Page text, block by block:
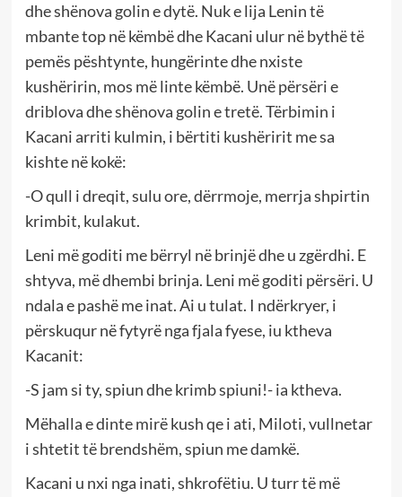
dhe shënova golin e dytë. Nuk e lija Lenin të
mbante top në këmbë dhe Kacani ulur në bythë të
pemës pështynte, hungërinte dhe nxiste
kushëririn, mos më linte këmbë. Unë përsëri e
driblova dhe shënova golin e tretë. Tërbimin i
Kacani arriti kulmin, i bërtiti kushëririt me sa
kishte në kokë:
-O qull i dreqit, sulu ore, dërrmoje, merrja shpirtin
krimbit, kulakut.
Leni më goditi me bërryl në brinjë dhe u zgërdhi. E
shtyva, më dhembi brinja. Leni më goditi përsëri. U
ndala e pashë me inat. Ai u tulat. I ndërkryer, i
përskuqur në fytyrë nga fjala fyese, iu ktheva
Kacanit:
-S jam si ty, spiun dhe krimb spiuni!- ia ktheva.
Mëhalla e dinte mirë kush qe i ati, Miloti, vullnetar
i shtetit të brendshëm, spiun me damkë.
Kacani u nxi nga inati, shkrofëtiu. U turr të më